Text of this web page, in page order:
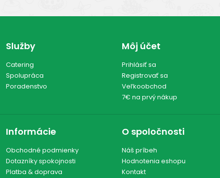
Služby
Catering
Spolupráca
Poradenstvo
Môj účet
Prihlásiť sa
Registrovať sa
Veľkoobchod
7€ na prvý nákup
Informácie
Obchodné podmienky
Dotazníky spokojnosti
Platba & doprava
O spoločnosti
Náš príbeh
Hodnotenia eshopu
Kontakt